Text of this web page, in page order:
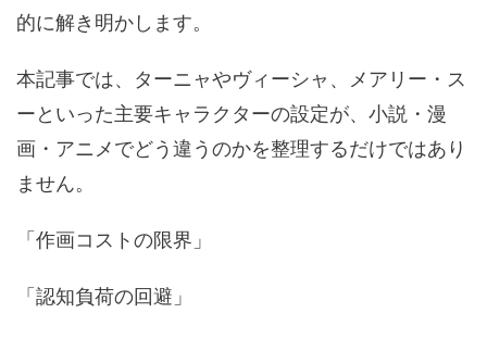
的に解き明かします。
本記事では、ターニャやヴィーシャ、メアリー・ス
ーといった主要キャラクターの設定が、小説・漫
画・アニメでどう違うのかを整理するだけではあり
ません。
「作画コストの限界」
「認知負荷の回避」